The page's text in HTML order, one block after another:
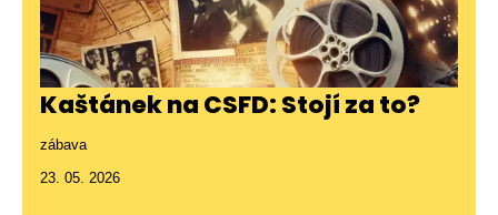
Kaštánek na CSFD: Stojí za to?
zábava
23. 05. 2026